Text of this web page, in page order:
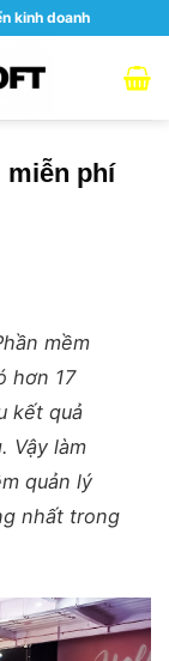
kinh doanh
miễn phí
mềm
hơn 17
kết quả
Vậy làm
quản lý
nhất trong